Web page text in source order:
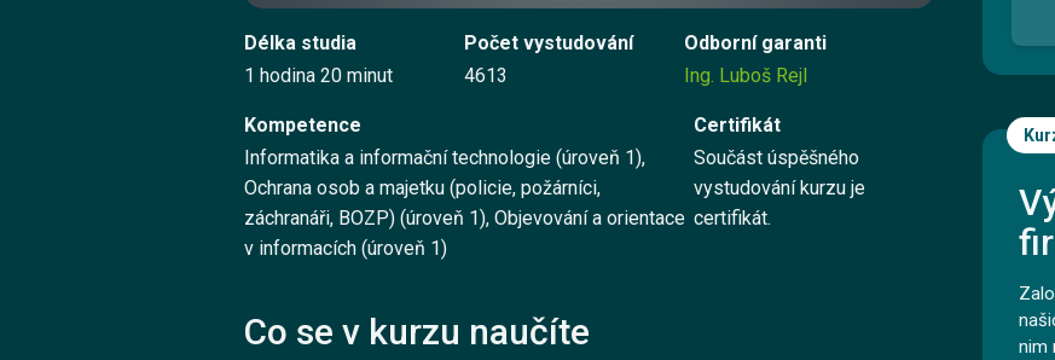
nim
Délka studia
1 hodina 20 minut
Počet vystudování
4613
Odborní garanti
Ing. Luboš Rejl
Kompetence
Informatika a informační technologie (úroveň 1),
Ochrana osob a majetku (policie, požárníci,
záchranáři, BOZP) (úroveň 1), Objevování a orientace
v informacích (úroveň 1)
Certifikát
Součást úspěšného
vystudování kurzu je
certifikát.
Co se v kurzu naučíte